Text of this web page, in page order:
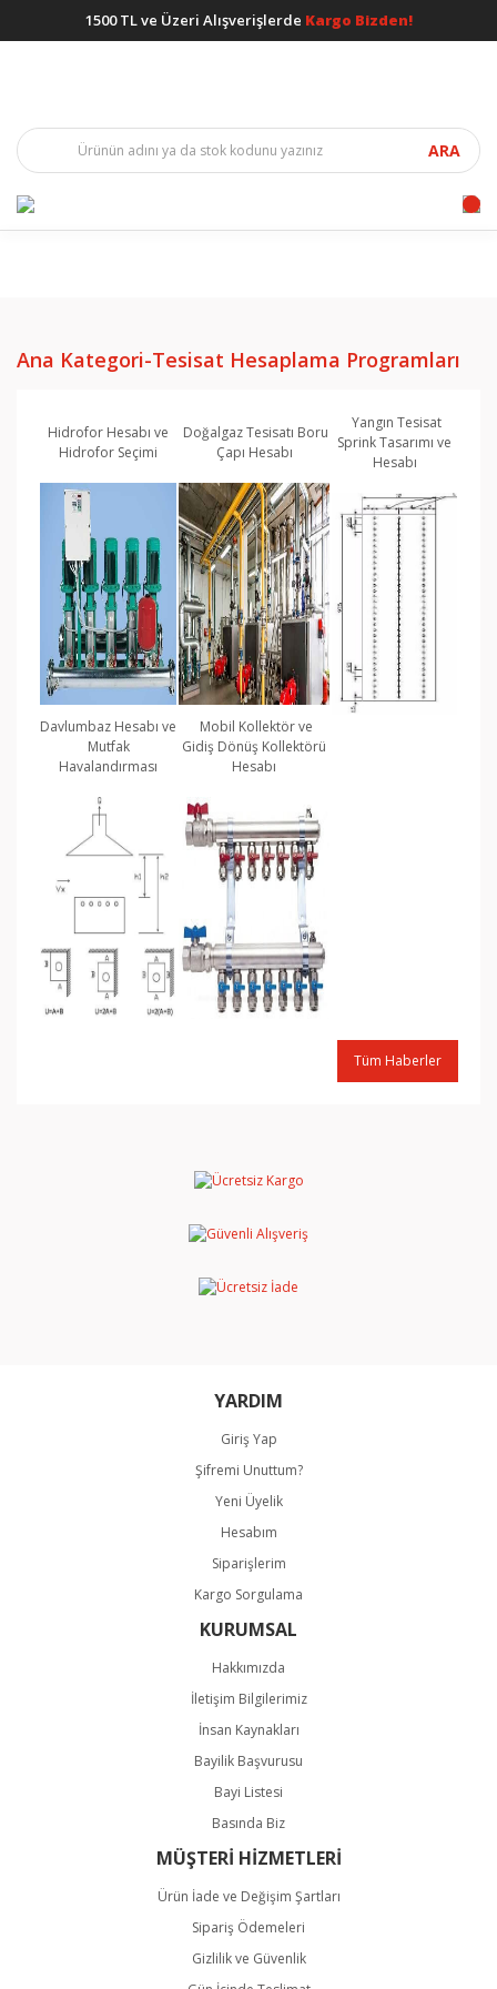
1500 TL ve Üzeri Alışverişlerde Kargo Bizden!
ARA
Ana Kategori-Tesisat Hesaplama Programları
Hidrofor Hesabı ve
Hidrofor Seçimi
Doğalgaz Tesisatı Boru
Çapı Hesabı
Yangın Tesisat
Sprink Tasarımı ve
Hesabı
Davlumbaz Hesabı ve
Mutfak
Havalandırması
Mobil Kollektör ve
Gidiş Dönüş Kollektörü
Hesabı
Tüm Haberler
YARDIM
Giriş Yap
Şifremi Unuttum?
Yeni Üyelik
Hesabım
Siparişlerim
Kargo Sorgulama
KURUMSAL
Hakkımızda
İletişim Bilgilerimiz
İnsan Kaynakları
Bayilik Başvurusu
Bayi Listesi
Basında Biz
MÜŞTERİ HİZMETLERİ
Ürün İade ve Değişim Şartları
Sipariş Ödemeleri
Gizlilik ve Güvenlik